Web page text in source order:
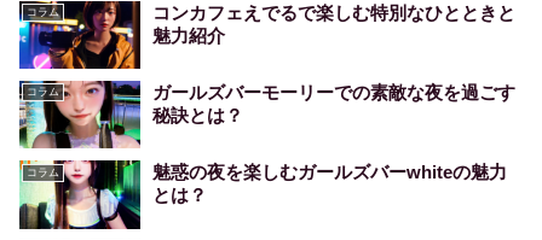
コラム
コンカフェえでるで楽しむ特別なひとときと
魅力紹介
コラム
ガールズバーモーリーでの素敵な夜を過ごす
秘訣とは？
コラム
魅惑の夜を楽しむガールズバーwhiteの魅力
とは？